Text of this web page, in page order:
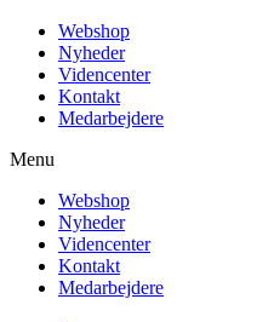
Webshop
Nyheder
Videncenter
Kontakt
Medarbejdere
Menu
Webshop
Nyheder
Videncenter
Kontakt
Medarbejdere